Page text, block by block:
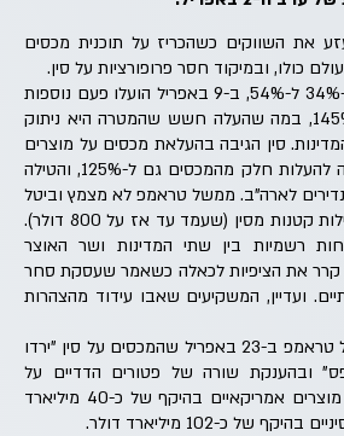
את השווקים כשהכריז על תוכנית מכסים
כולו, ובמיקוד חסר פרופורציות על סין.
המכסים על סין הוגדלו ב-34% ל-54%, ב-9 באפריל הועלו פעם נוספות
ל-104% ולאחר מכן ל-145%, במה שהעלה חשש שהמטרה היא ניתוק
סין הגיבה בהעלאת מכסים על מוצרים
אמריקאיים ל-84% ואיימה להעלות חלק מהמכסים גם ל-125%, והטילה
נדירים לארה"ב. ממשל טראמפ לא מצמץ וביטל
את הפטור ממכס על חבילות קטנות מסין (שעמד עד אז על 800 דולר).
רשמיות בין שתי המדינות ושר האוצר
קרר את הציפיות לכאלה כשאמר שעסקת סחר
ועדיין, המשקיעים שאבו עידוד מהצהרות
בין היתר בלטו הצהרה של טראמפ ב-23 באפריל שהמכסים על סין "ירדו
ובהענקת שורה של פטורים הדדיים על
מוצרים מסוימים, סין על מוצרים אמריקאיים בהיקף של כ-40 מיליארד
של כ-102 מיליארד דולר.